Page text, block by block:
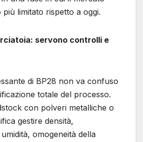
limitato rispetto a oggi.
servono controlli e
di BP28 non va confuso
totale del processo.
con polveri metalliche o
gestire densità,
omogeneità della